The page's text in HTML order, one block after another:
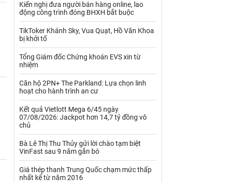
Palladium Phân bón
Rau - Củ -Quả Sắt thép
Sữa
Than Thức ăn chăn nuôi
Thủy hải sản khác
Vàng
VLXD khác Xăng dầu
Xi măng - Clynker
Kiến nghị đưa người bán hàng online, lao
động công trình đóng BHXH bắt buộc
TikToker Khánh Sky, Vua Quạt, Hồ Văn Khoa
bị khởi tố
Tổng Giám đốc Chứng khoán EVS xin từ
nhiệm
Căn hộ 2PN+ The Parkland: Lựa chọn linh
hoạt cho hành trình an cư
Kết quả Vietlott Mega 6/45 ngày
07/08/2026: Jackpot hơn 14,7 tỷ đồng vô
chủ
Bà Lê Thị Thu Thủy gửi lời chào tạm biệt
VinFast sau 9 năm gắn bó
Giá thép thanh Trung Quốc chạm mức thấp
nhất kể từ năm 2016